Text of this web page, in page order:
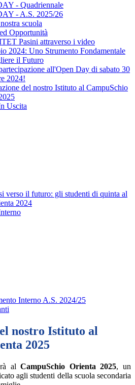
- Quadriennale
- A.S. 2025/26
scuola
Opportunità
Pasini attraverso i video
2024: Uno Strumento Fondamentale
il Futuro
all'Open Day di sabato 30
2024!
del nostro Istituto al CampuSchio
Uscita
verso il futuro: gli studenti di quinta al
2024
Interno A.S. 2024/25
nostro Istituto al
2025
alCampuSchio Orienta 2025, un
agli studenti della scuola secondaria